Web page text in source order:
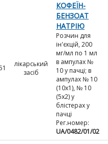
лікарський
засіб
КОФЕЇН-
БЕНЗОАТ
НАТРІЮ
Розчин для
ін'єкцій, 200
мг/мл по 1 мл
в ампулах №
10 у пачці; в
ампулах № 10
(10х1), № 10
(5х2) у
блістерах у
пачці
Рег.номер:
UA/0482/01/02